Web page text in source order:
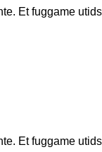
Et fuggame
Et fuggame